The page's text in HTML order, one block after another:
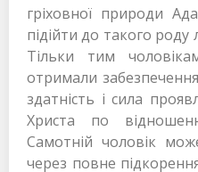
гріховної природи
підійти до такого
Тільки тим
отримали
здатність і сила
Христа по
Самотній чоловік
через повне